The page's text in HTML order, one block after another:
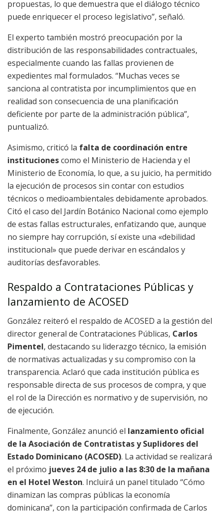
propuestas, lo que demuestra que el diálogo técnico
puede enriquecer el proceso legislativo”, señaló.
El experto también mostró preocupación por la
distribución de las responsabilidades contractuales,
especialmente cuando las fallas provienen de
expedientes mal formulados. “Muchas veces se
sanciona al contratista por incumplimientos que en
realidad son consecuencia de una planificación
deficiente por parte de la administración pública”,
puntualizó.
Asimismo, criticó la falta de coordinación entre
institucionescomo el Ministerio de Hacienda y el
Ministerio de Economía, lo que, a su juicio, ha permitido
la ejecución de procesos sin contar con estudios
técnicos o medioambientales debidamente aprobados.
Citó el caso del Jardín Botánico Nacional como ejemplo
de estas fallas estructurales, enfatizando que, aunque
no siempre hay corrupción, sí existe una «debilidad
institucional» que puede derivar en escándalos y
auditorías desfavorables.
Respaldo a Contrataciones Públicas y
lanzamiento de ACOSED
González reiteró el respaldo de ACOSED a la gestión del
director general de Contrataciones Públicas, Carlos
Pimentel, destacando su liderazgo técnico, la emisión
de normativas actualizadas y su compromiso con la
transparencia. Aclaró que cada institución pública es
responsable directa de sus procesos de compra, y que
el rol de la Dirección es normativo y de supervisión, no
de ejecución.
Finalmente, González anunció el lanzamiento oficial
de la Asociación de Contratistas y Suplidores del
Estado Dominicano (ACOSED). La actividad se realizará
el próximo jueves 24 de julio a las 8:30 de la mañana
en el Hotel Weston. Incluirá un panel titulado “Cómo
dinamizan las compras públicas la economía
dominicana”, con la participación confirmada de Carlos